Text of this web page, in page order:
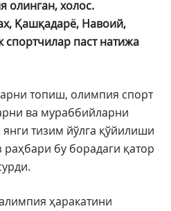
олинган, холос.
Қашқадарё, Навоий,
паст натижа
топиш, олимпия спорт
ва мураббийларни
тизим йўлга қўйилиши
бу борадаги қатор
ҳаракатини